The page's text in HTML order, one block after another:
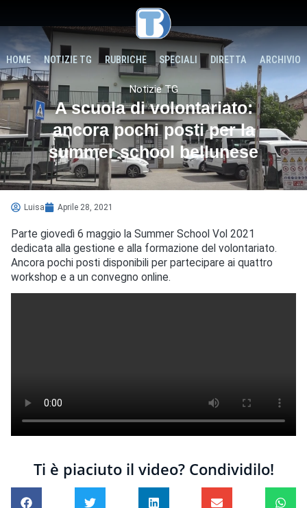
HOME NOTIZIE TG RUBRICHE SPECIALI DIRETTA ARCHIVIO
Notizie TG
A scuola di volontariato:
ancora pochi posti per la
summer school bellunese
Luisa Aprile 28, 2021
Parte giovedì 6 maggio la Summer School Vol 2021
dedicata alla gestione e alla formazione del volontariato.
Ancora pochi posti disponibili per partecipare ai quattro
workshop e a un convegno online.
Ti è piaciuto il video? Condividilo!